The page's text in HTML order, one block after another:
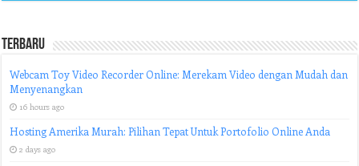
Terbaru
Webcam Toy Video Recorder Online: Merekam Video dengan Mudah dan
Menyenangkan
16 hours ago
Hosting Amerika Murah: Pilihan Tepat Untuk Portofolio Online Anda
2 days ago